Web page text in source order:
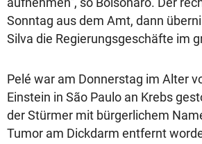
Sonntag aus dem Amt, dann
Silva die Regierungsgeschäfte im
Pelé war am Donnerstag im Alter
Einstein in São Paulo an Krebs
der Stürmer mit bürgerlichem
Tumor am Dickdarm entfernt